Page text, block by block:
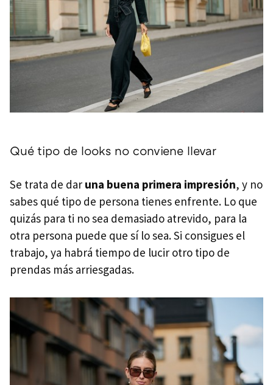
Qué tipo de looks no conviene llevar
Se trata de dar una buena primera impresión, y no
sabes qué tipo de persona tienes enfrente. Lo que
quizás para ti no sea demasiado atrevido, para la
otra persona puede que sí lo sea. Si consigues el
trabajo, ya habrá tiempo de lucir otro tipo de
prendas más arriesgadas.